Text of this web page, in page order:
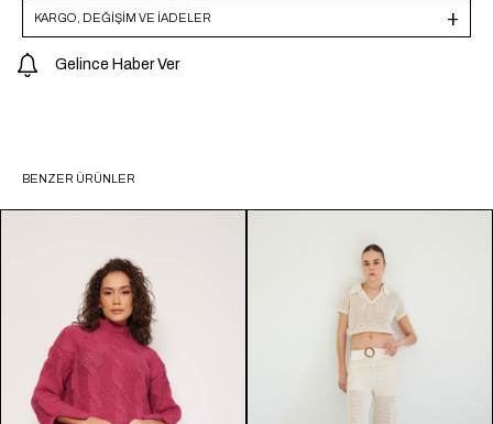
KARGO, DEĞİŞİM VE İADELER
Gelince Haber Ver
BENZER ÜRÜNLER